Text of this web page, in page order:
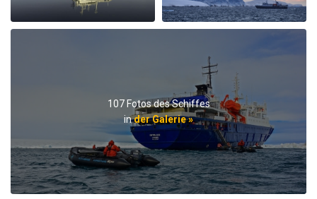
got to visit other penguin colonies, sometimes viewing
from the zodiac, and on most days landings and a walk
including 2 scenic helicopter flights. The staff paid
attention to details even for this - each flight every
passenger had a window seat. The helicopter pilots
were very friendly and made the flights very
highly recommend doing it on a small ship like the
Ortellius.
107 Fotos des Schiffes
inder Galerie »